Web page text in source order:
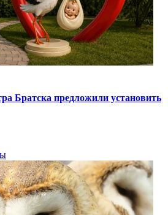
Братска предложили установить